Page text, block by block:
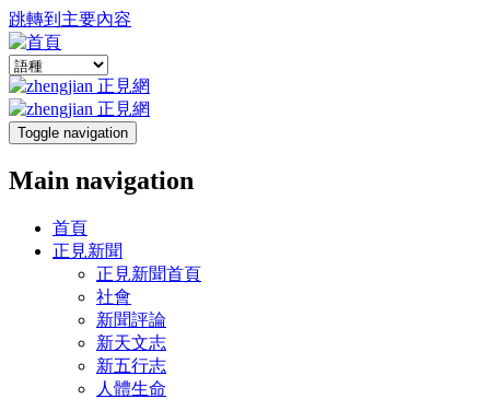
跳轉到主要內容
Toggle navigation
Main navigation
首頁
正見新聞
正見新聞首頁
社會
新聞評論
新天文志
新五行志
人體生命